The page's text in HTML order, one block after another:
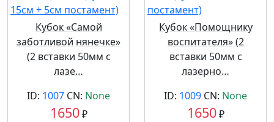
Кубок «Самой
заботливой нянечке»
(2 вставки 50мм с
лазе…
ID: 1007 CN: None
1650₽
Кубок «Помощнику
воспитателя» (2
вставки 50мм с
лазерно…
ID: 1009 CN: None
1650₽